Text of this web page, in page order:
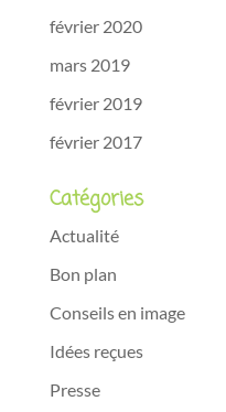
février 2020
mars 2019
février 2019
février 2017
Catégories
Actualité
Bon plan
Conseils en image
Idées reçues
Presse